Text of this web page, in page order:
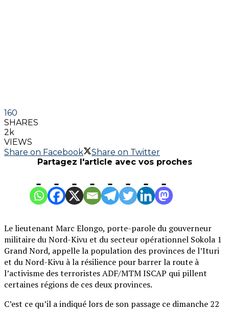
160
SHARES
2k
VIEWS
Share on Facebook
Share on Twitter
Partagez l'article avec vos proches
Le lieutenant Marc Elongo, porte-parole du gouverneur
militaire du Nord-Kivu et du secteur opérationnel Sokola 1
Grand Nord, appelle la population des provinces de l’Ituri
et du Nord-Kivu à la résilience pour barrer la route à
l’activisme des terroristes ADF/MTM ISCAP qui pillent
certaines régions de ces deux provinces.
C’est ce qu’il a indiqué lors de son passage ce dimanche 22